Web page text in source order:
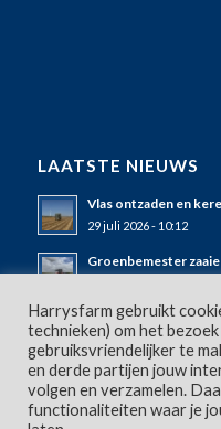
LAATSTE NIEUWS
Vlas ontzaden en
29 juli 2026 - 10:12
Groenbemester
Wintergerst stoppel
23 juli 2026 - 09:10
Harrysfarm gebruikt
technieken) om het
gebruiksvriendelijker te
en derde partijen jouw
volgen en verzamelen.
functionaliteiten waar je